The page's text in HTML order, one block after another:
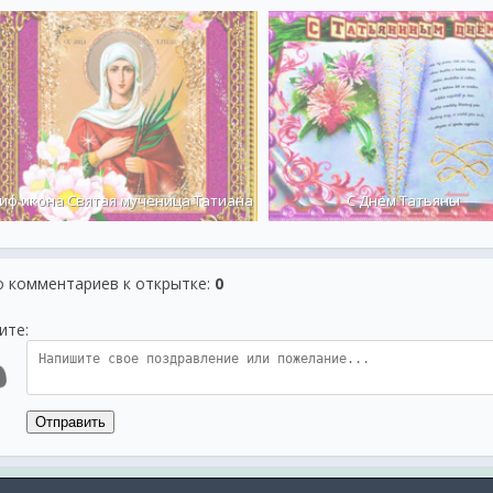
икона Святая мученица Татиана С Днём Татьяны
комментариев к открытке: 0
Отправить